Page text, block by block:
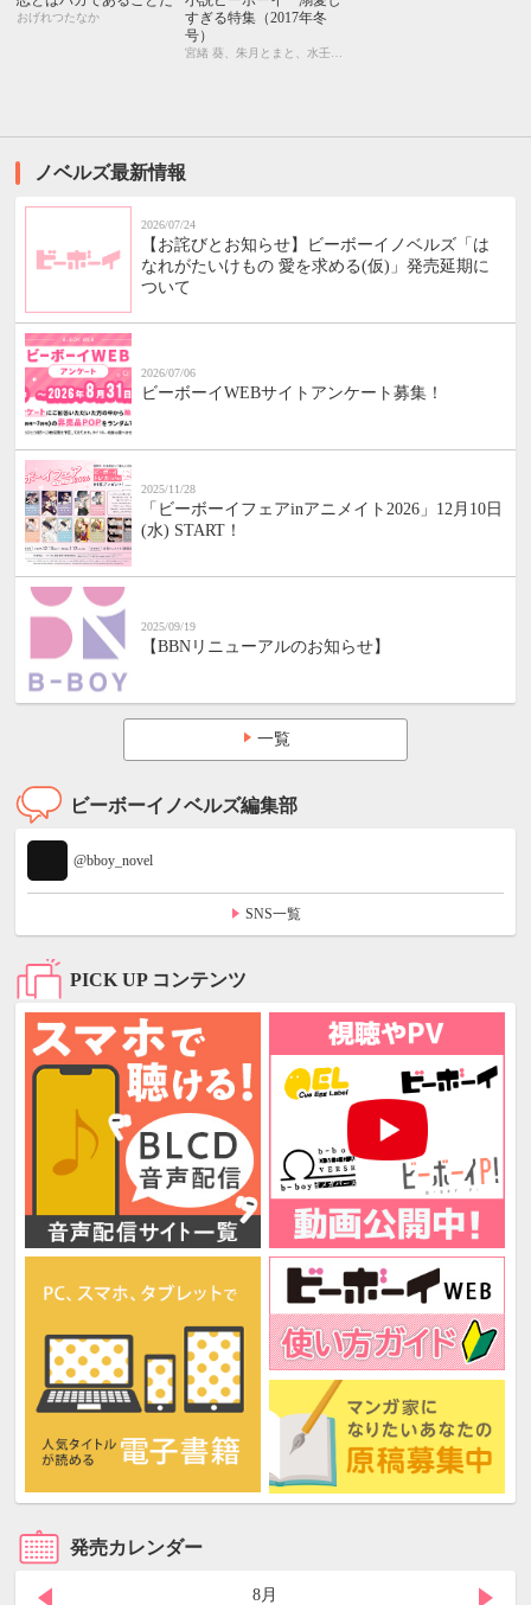
おげれつたなか
すぎる特集（2017年冬
号）
宮緒 葵、朱月とまと、水壬楓子、しおべり由生、吉田ナツ、森原八鹿、彩寧一叶、高世ナオキ、遠野春日、円陣闇丸、東野ゆき、園千代子、東野 海、林 マキ、永井三郎、福嶋ユッカ、モリフジ、黒田 屑、ゆうき
ノベルズ最新情報
2026/07/24
【お詫びとお知らせ】ビーボーイノベルズ「は
なれがたいけもの 愛を求める(仮)」発売延期に
ついて
2026/07/06
ビーボーイWEBサイトアンケート募集！
2025/11/28
「ビーボーイフェアinアニメイト2026」12月10日
(水) START！
2025/09/19
【BBNリニューアルのお知らせ】
一覧
ビーボーイノベルズ編集部
@bboy_novel
SNS一覧
PICK UP コンテンツ
発売カレンダー
8月